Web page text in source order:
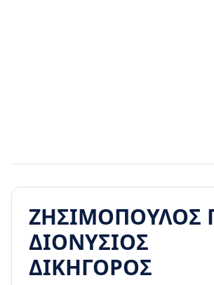
ΖΗΣΙΜΟΠΟΥΛΟΣ
ΔΙΟΝΥΣΙΟΣ
ΔΙΚΗΓΟΡΟΣ